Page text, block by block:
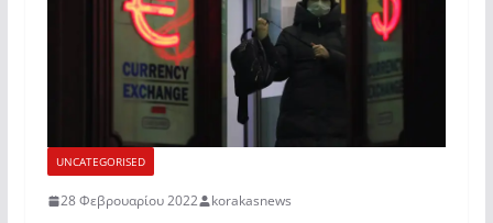
UNCATEGORISED
28 Φεβρουαρίου 2022 korakasnews